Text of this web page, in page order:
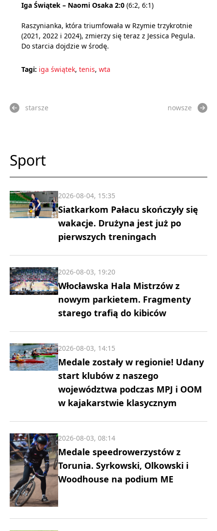
Iga Świątek – Naomi Osaka 2:0 (6:2, 6:1)
Raszynianka, która triumfowała w Rzymie trzykrotnie
(2021, 2022 i 2024), zmierzy się teraz z Jessica Pegula.
Do starcia dojdzie w środę.
Tagi: iga świątek, tenis, wta
starsze nowsze
Sport
Siatkarkom Pałacu skończyły się
wakacje. Drużyna jest już po
pierwszych treningach
2026-08-04, 15:35
Włocławska Hala Mistrzów z
nowym parkietem. Fragmenty
starego trafią do kibiców
2026-08-03, 19:20
Medale zostały w regionie! Udany
start klubów z naszego
województwa podczas MPJ i OOM
w kajakarstwie klasycznym
2026-08-03, 14:15
Medale speedrowerzystów z
Torunia. Syrkowski, Olkowski i
Woodhouse na podium ME
2026-08-03, 08:14